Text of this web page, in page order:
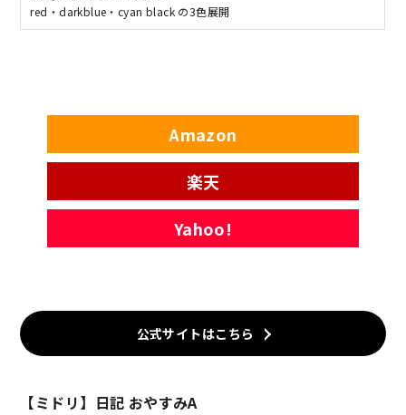
red・darkblue・cyan black の3色展開
Amazon
楽天
Yahoo!
公式サイトはこちら
【ミドリ】日記 おやすみA